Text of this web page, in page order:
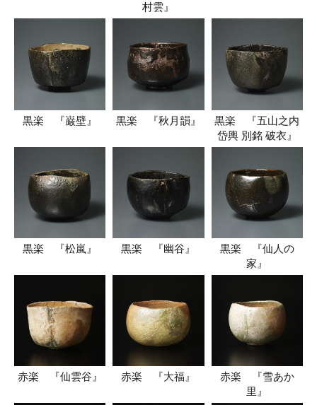
村雲』
黒楽 『巌壁』 黒楽 『秋月韻』
黒楽 『五山之内
岱輿 別銘 破衣』
黒楽 『松嵐』 黒楽 『幽谷』
黒楽 『仙人の
家』
赤楽 『仙雲谷』 赤楽 『大福』
赤楽 『雪あか
里』